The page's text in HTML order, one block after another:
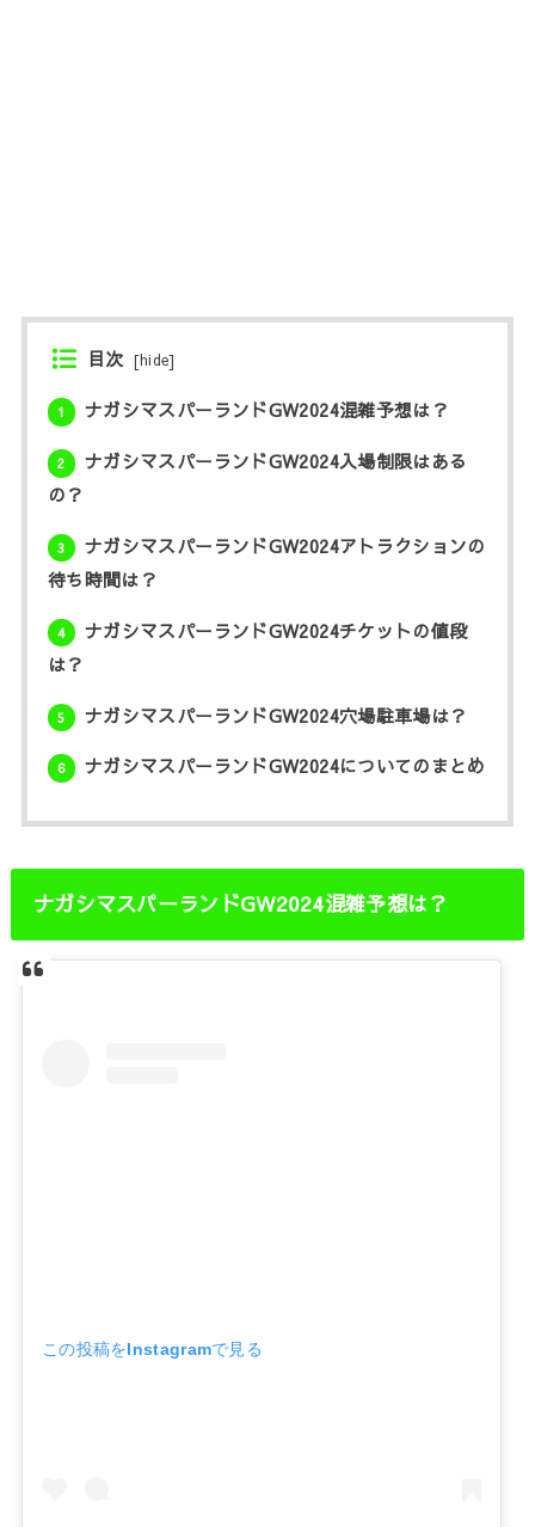
目次 [hide]
1 ナガシマスパーランドGW2024混雑予想は？
2
ナガシマスパーランドGW2024入場制限はある
の？
3
ナガシマスパーランドGW2024アトラクションの
待ち時間は？
4
ナガシマスパーランドGW2024チケットの値段
は？
5 ナガシマスパーランドGW2024穴場駐車場は？
6 ナガシマスパーランドGW2024についてのまとめ
ナガシマスパーランドGW2024混雑予想は？
この投稿をInstagramで見る